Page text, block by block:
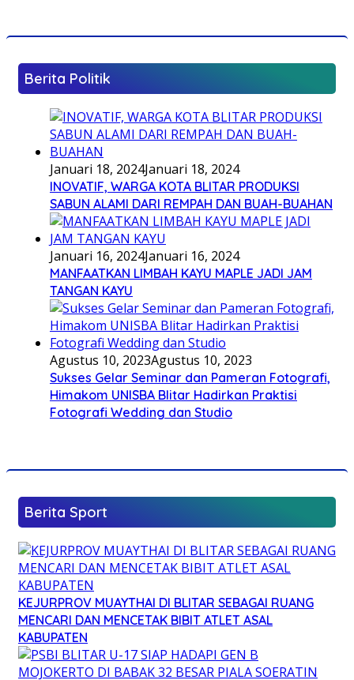
Berita Politik
Januari 18, 2024Januari 18, 2024
INOVATIF, WARGA KOTA BLITAR PRODUKSI
SABUN ALAMI DARI REMPAH DAN BUAH-BUAHAN
Januari 16, 2024Januari 16, 2024
MANFAATKAN LIMBAH KAYU MAPLE JADI JAM
TANGAN KAYU
Agustus 10, 2023Agustus 10, 2023
Sukses Gelar Seminar dan Pameran Fotografi,
Himakom UNISBA Blitar Hadirkan Praktisi
Fotografi Wedding dan Studio
Berita Sport
KEJURPROV MUAYTHAI DI BLITAR SEBAGAI RUANG
MENCARI DAN MENCETAK BIBIT ATLET ASAL
KABUPATEN